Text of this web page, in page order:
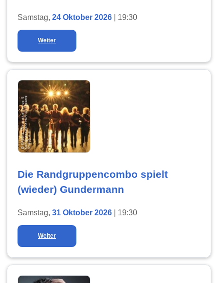
Samstag, 24 Oktober 2026 | 19:30
Weiter
Die Randgruppencombo spielt
(wieder) Gundermann
Samstag, 31 Oktober 2026 | 19:30
Weiter